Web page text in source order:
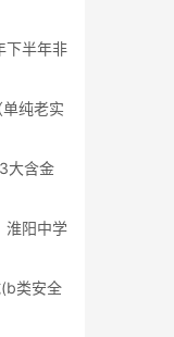
下半年非
纯老实
大含金
淮阳中学
类安全